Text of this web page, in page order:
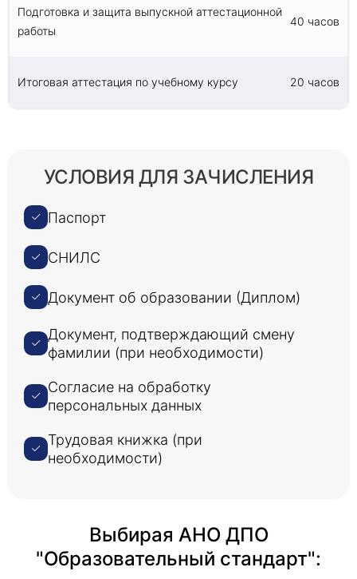
Подготовка и защита выпускной аттестационной
работы
40 часов
Итоговая аттестация по учебному курсу 20 часов
УСЛОВИЯ ДЛЯ ЗАЧИСЛЕНИЯ
Паспорт
СНИЛС
Документ об образовании (Диплом)
Документ, подтверждающий смену
фамилии (при необходимости)
Согласие на обработку
персональных данных
Трудовая книжка (при
необходимости)
Выбирая АНО ДПО
"Образовательный стандарт":